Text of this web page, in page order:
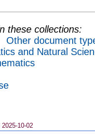
these collections:
Other document
and Natural
10-02